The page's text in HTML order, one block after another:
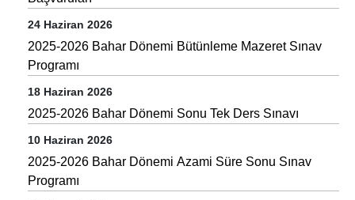
24 Haziran 2026
2025-2026 Bahar Dönemi Bütünleme Mazeret Sınav
Programı
18 Haziran 2026
2025-2026 Bahar Dönemi Sonu Tek Ders Sınavı
10 Haziran 2026
2025-2026 Bahar Dönemi Azami Süre Sonu Sınav
Programı